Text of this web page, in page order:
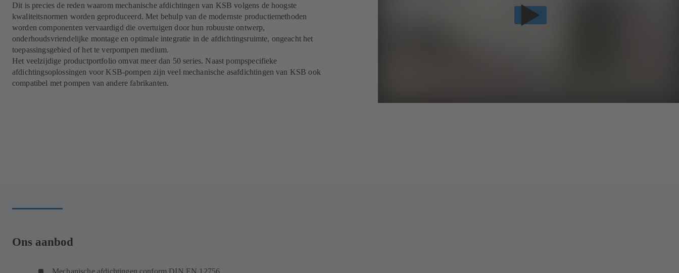
Dit is precies de reden waarom mechanische afdichtingen van KSB volgens de hoogste
kwaliteitsnormen worden geproduceerd. Met behulp van de modernste productiemethoden
worden componenten vervaardigd die overtuigen door hun robuuste ontwerp,
onderhoudsvriendelijke montage en optimale integratie in de afdichtingsruimte, ongeacht het
toepassingsgebied of het te verpompen medium.
Het veelzijdige productportfolio omvat meer dan 50 series. Naast pompspecifieke
afdichtingsoplossingen voor KSB-pompen zijn veel mechanische asafdichtingen van KSB ook
compatibel met pompen van andere fabrikanten.
Ons aanbod
Mechanische afdichtingen conform DIN EN 12756